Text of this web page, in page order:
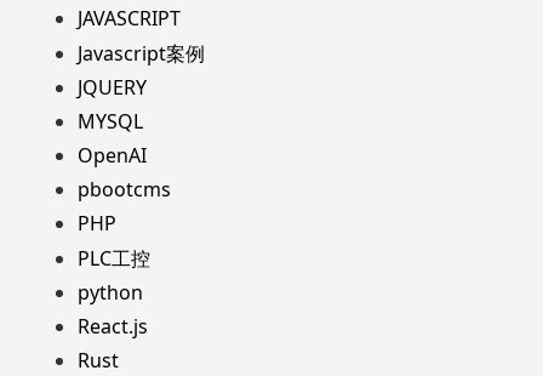
JAVASCRIPT
Javascript案例
JQUERY
MYSQL
OpenAI
pbootcms
PHP
PLC工控
python
React.js
Rust